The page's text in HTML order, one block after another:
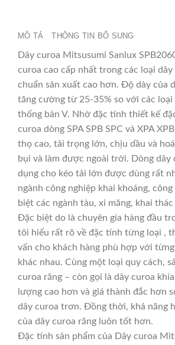
MÔ TẢ THÔNG TIN BỔ SUNG
Dây curoa Mitsusumi Sanlux
curoa cao cấp nhất trong các loại dây
chuẩn sản xuất cao hơn. Độ dày của
tăng cường từ 25-35% so với các
thống bản V. Nhờ đặc tính thiết kế
curoa dòng SPA SPB SPC và XPA
thọ cao, tải trọng lớn, chịu dầu và
bụi và làm được ngoài trời. Dòng dây
dụng cho kéo tải lớn được dùng rất
ngành công nghiệp khai khoáng,
biệt các ngành tàu, xi măng, khai
Đặc biệt do là chuyên gia hàng đầu
tôi hiểu rất rõ về đặc tính từng loại ,
vấn cho khách hàng phù hợp với
khác nhau. Cùng một loại quy cách,
curoa răng – còn gọi là dây curoa
lượng cao hơn và giá thành đắc hơn
dây curoa trơn. Đồng thời, khả năng
của dây curoa răng luôn tốt hơn.
Đặc tính sản phẩm của Dây curoa